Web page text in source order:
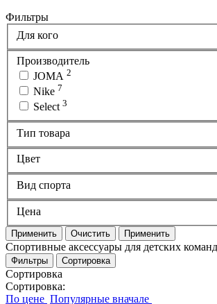
Фильтры
Для кого
Производитель
JOMA 2
Nike 7
Select 3
Тип товара
Цвет
Вид спорта
Цена
Применить Очистить Применить
Спортивные аксессуары для детских команд
Фильтры Сортировка
Сортировка
Сортировка: